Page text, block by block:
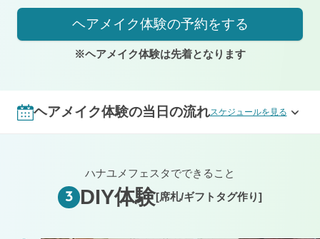
ヘアメイク体験の予約をする
※ヘアメイク体験は先着となります
ヘアメイク体験の当日の流れスケジュールを見る
ハナユメフェスタでできること
3 DIY体験[席札/ギフトタグ作り]